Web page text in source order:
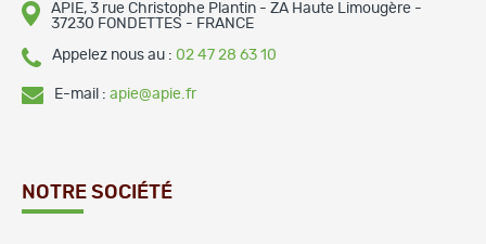
APIE, 3 rue Christophe Plantin - ZA Haute Limougère -
37230 FONDETTES - FRANCE
Appelez nous au : 02 47 28 63 10
E-mail : apie@apie.fr
NOTRE SOCIÉTÉ